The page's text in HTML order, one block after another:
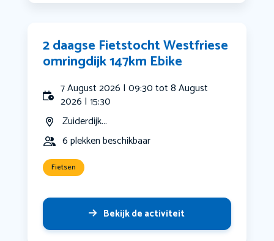
2 daagse Fietstocht Westfriese
omringdijk 147km Ebike
7 August 2026 | 09:30 tot 8 August
2026 | 15:30
Zuiderdijk...
6 plekken beschikbaar
Fietsen
Bekijk de activiteit